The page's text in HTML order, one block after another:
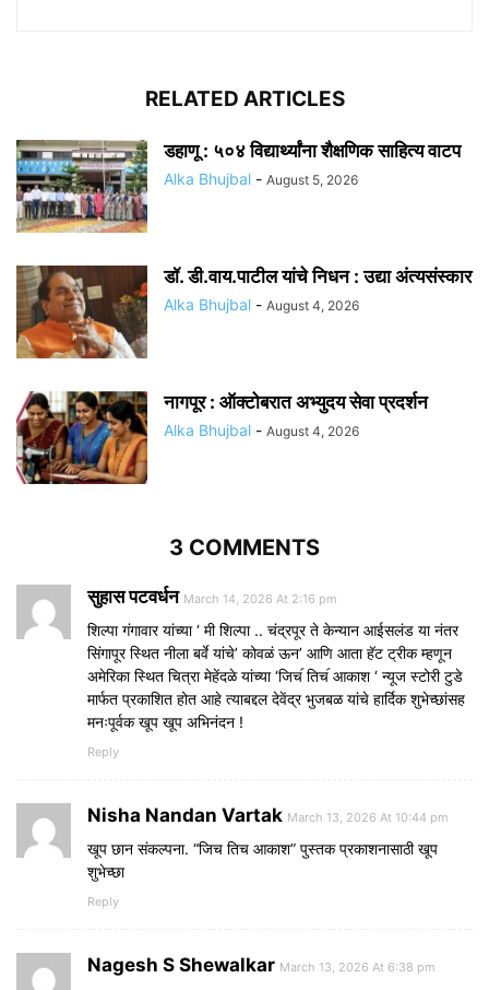
RELATED ARTICLES
डहाणू : ५०४ विद्यार्थ्यांना शैक्षणिक साहित्य वाटप
Alka Bhujbal - August 5, 2026
डॉ. डी.वाय.पाटील यांचे निधन : उद्या अंत्यसंस्कार
Alka Bhujbal - August 4, 2026
नागपूर : ऑक्टोबरात अभ्युदय सेवा प्रदर्शन
Alka Bhujbal - August 4, 2026
3 COMMENTS
सुहास पटवर्धन March 14, 2026 At 2:16 pm
शिल्पा गंगावार यांच्या ‘ मी शिल्पा .. चंद्रपूर ते केन्यान आईसलंड या नंतर
सिंगापूर स्थित नीला बर्वे यांचे’ कोवळं ऊन’ आणि आता हॅट ट्रीक म्हणून
अमेरिका स्थित चित्रा मेहेंदळे यांच्या ‘जिच॔ तिच॔ आकाश ‘ न्यूज स्टोरी टुडे
मार्फत प्रकाशित होत आहे त्याबद्दल देवेंद्र भुजबळ यांचे हार्दिक शुभेच्छांसह
मनःपूर्वक खूप खूप अभिनंदन !
Reply
Nisha Nandan Vartak March 13, 2026 At 10:44 pm
खूप छान संकल्पना. “जिच तिच आकाश” पुस्तक प्रकाशनासाठी खूप
शुभेच्छा
Reply
Nagesh S Shewalkar March 13, 2026 At 6:38 pm